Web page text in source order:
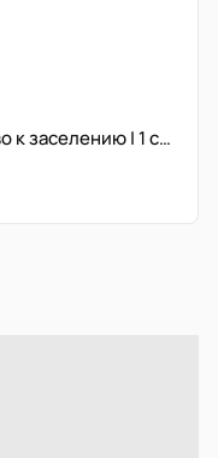
Полностью меблирована | Готово к заселению | 1 спальня + балкон